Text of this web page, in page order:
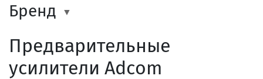
Бренд
Предварительные
усилители Adcom